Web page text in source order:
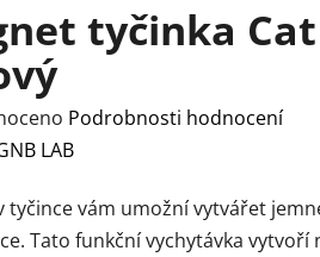
tyčinka Cat
Podrobnosti hodnocení
LAB
tyčince vám umožní vytvářet
Tato funkční vychytávka vytvoří